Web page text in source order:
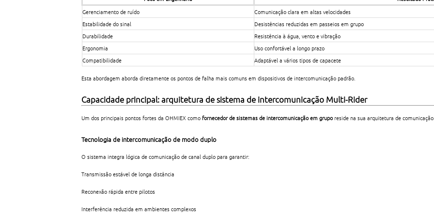
Gerenciamento de ruído Comunicação clara em altas velocidades
Estabilidade do sinal Desistências reduzidas em passeios em grupo
Durabilidade Resistência à água, vento e vibração
Ergonomia Uso confortável a longo prazo
Compatibilidade Adaptável a vários tipos de capacete
Esta abordagem aborda diretamente os pontos de falha mais comuns em dispositivos de intercomunicação padrão.
Capacidade principal: arquitetura de sistema de intercomunicação Multi-Rider
Um dos principais pontos fortes da OHMIEX como fornecedor de sistemas de intercomunicação em gruporeside na sua arquitetura de
Tecnologia de intercomunicação de modo duplo
O sistema integra lógica de comunicação de canal duplo para garantir:
Transmissão estável de longa distância
Reconexão rápida entre pilotos
Interferência reduzida em ambientes complexos